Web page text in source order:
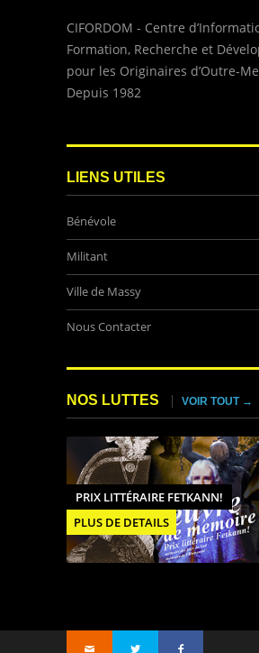
CIFORDOM - Centre
Formation, Recherche et
pour les Originaires d’Outre-
Depuis 1982
LIENS UTILES
Bénévole
Militant
Ville de Massy
Nous Contacter
NOS LUTTES VOIR TOUT →
PRIX LITTÉRAIRE FETKANN!
PLUS DE DETAILS